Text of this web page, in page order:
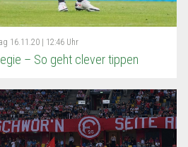
16.11.20 | 12:46 Uhr
– So geht clever tippen